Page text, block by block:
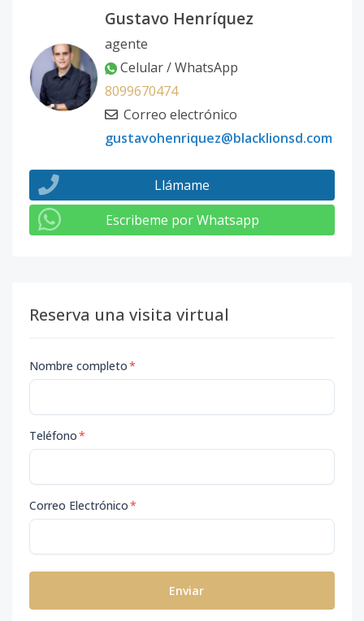
Gustavo Henríquez
agente
Celular / WhatsApp
8099670474
Correo electrónico
gustavohenriquez@blacklionsd.com
Llámame
Escribeme por Whatsapp
Reserva una visita virtual
Nombre completo*
Teléfono*
Correo Electrónico*
Enviar